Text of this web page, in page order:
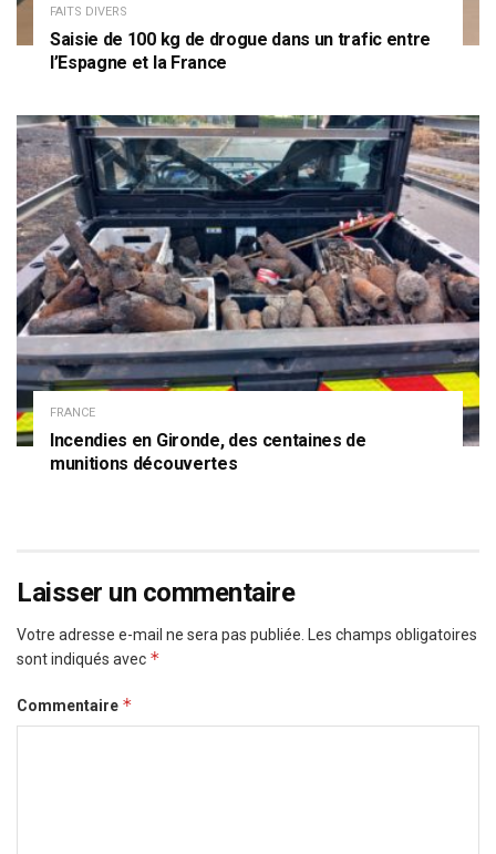
FAITS DIVERS
Saisie de 100 kg de drogue dans un trafic entre
l’Espagne et la France
FRANCE
Incendies en Gironde, des centaines de
munitions découvertes
Laisser un commentaire
Votre adresse e-mail ne sera pas publiée. Les champs obligatoires
sont indiqués avec *
Commentaire *